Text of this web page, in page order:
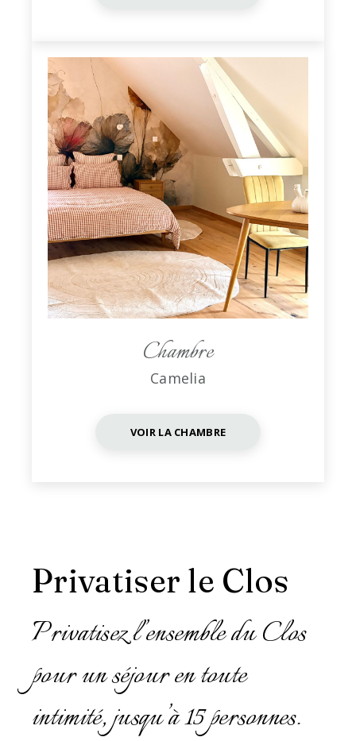
Chambre
Camelia
VOIR LA CHAMBRE
Privatiser le Clos
Privatisez l’ensemble du Clos
pour un séjour en toute
intimité, jusqu’à 15 personnes.